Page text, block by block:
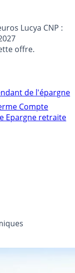
Lucya CNP :
offre.
de l'épargne
Compte
Epargne retraite